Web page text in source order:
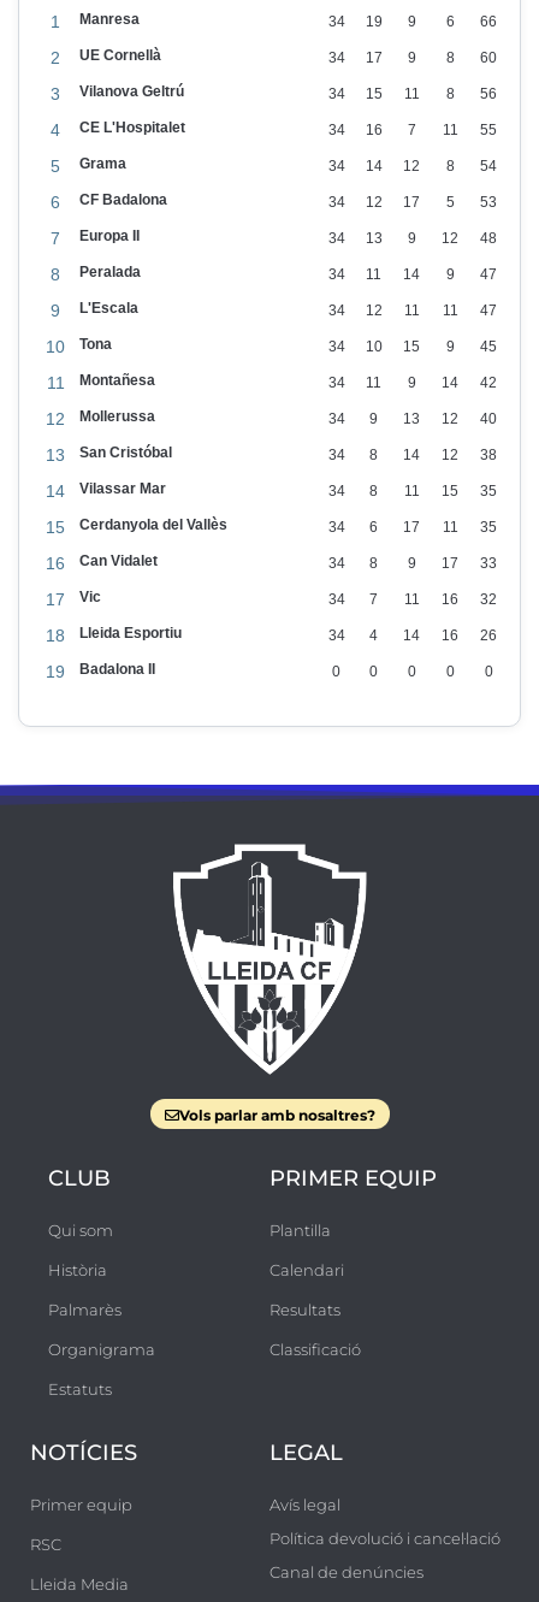
1 Manresa 34 19 9 6 66
2 UE Cornellà 34 17 9 8 60
3 Vilanova Geltrú 34 15 11 8 56
4 CE L'Hospitalet 34 16 7 11 55
5 Grama 34 14 12 8 54
6 CF Badalona 34 12 17 5 53
7 Europa II 34 13 9 12 48
8 Peralada 34 11 14 9 47
9 L'Escala 34 12 11 11 47
10 Tona 34 10 15 9 45
11 Montañesa 34 11 9 14 42
12 Mollerussa 34 9 13 12 40
13 San Cristóbal 34 8 14 12 38
14 Vilassar Mar 34 8 11 15 35
15 Cerdanyola del Vallès 34 6 17 11 35
16 Can Vidalet 34 8 9 17 33
17 Vic 34 7 11 16 32
18 Lleida Esportiu 34 4 14 16 26
19 Badalona II 0 0 0 0 0
Vols parlar amb nosaltres?
CLUB
Qui som
Història
Palmarès
Organigrama
Estatuts
PRIMER EQUIP
Plantilla
Calendari
Resultats
Classificació
NOTÍCIES
Primer equip
RSC
Lleida Media
LEGAL
Avís legal
Política devolució i cancel·lació
Canal de denúncies